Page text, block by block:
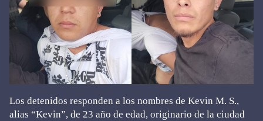
Los detenidos responden a los nombres de Kevin M. S.,
alias “Kevin”, de 23 año de edad, originario de la ciudad